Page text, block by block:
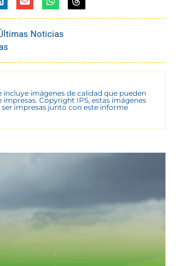
Noticias
incluye imágenes de calidad que pueden
impresas. Copyright IPS, estas imágenes
impresas junto con este informe